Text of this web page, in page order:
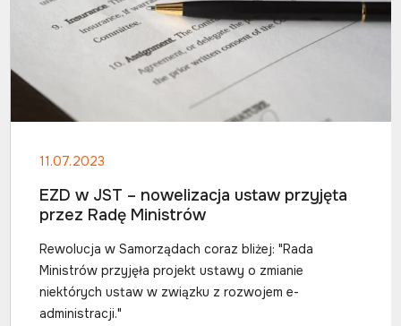
11.07.2023
EZD w JST – nowelizacja ustaw przyjęta
przez Radę Ministrów
Rewolucja w Samorządach coraz bliżej: "Rada
Ministrów przyjęła projekt ustawy o zmianie
niektórych ustaw w związku z rozwojem e-
administracji."